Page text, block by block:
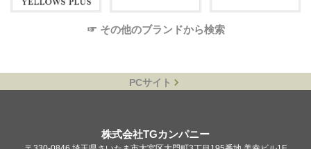
☞ その他のブランドから検索
PCサイト
株式会社TGカンパニー